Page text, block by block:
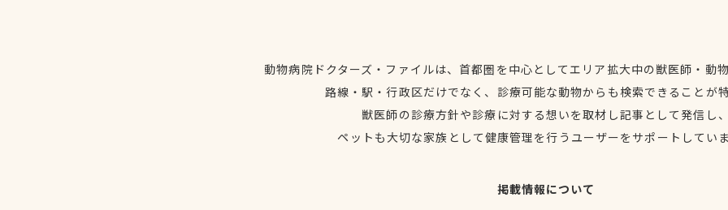
動物病院ドクターズ・ファイルは、首都圏を中心としてエリア拡大中の獣医師・動
路線・駅・行政区だけでなく、診療可能な動物からも検索できることが
獣医師の診療方針や診療に対する想いを取材し記事として発信し
ペットも大切な家族として健康管理を行うユーザーをサポートしてい
掲載情報について